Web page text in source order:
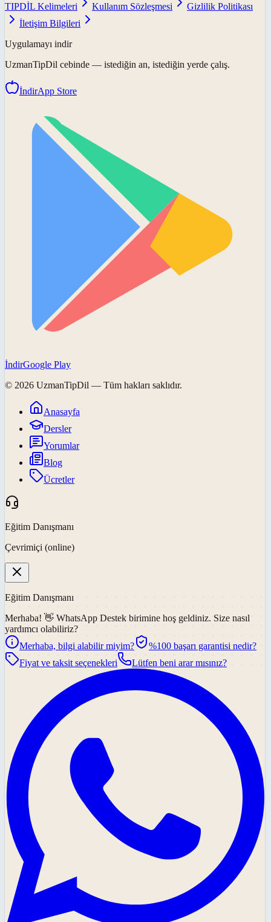
TIPDİL Kelimeleri
Kullanım Sözleşmesi
Gizlilik Politikası
İletişim Bilgileri
Uygulamayı indir
UzmanTipDil cebinde — istediğin an, istediğin yerde çalış.
İndirApp Store
İndirGoogle Play
© 2026 UzmanTipDil — Tüm hakları saklıdır.
Anasayfa
Dersler
Yorumlar
Blog
Ücretler
Eğitim Danışmanı
Çevrimiçi (online)
Eğitim Danışmanı
Merhaba! 👋 WhatsApp Destek birimine hoş geldiniz. Size nasıl
yardımcı olabiliriz?
Merhaba, bilgi alabilir miyim?
%100 başarı garantisi nedir?
Fiyat ve taksit seçenekleri
Lütfen beni arar mısınız?